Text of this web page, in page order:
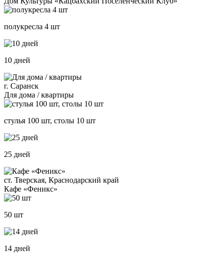
полукресла 4 шт
10 дней
г. Саранск
Для дома / квартиры
стулья 100 шт, столы 10 шт
25 дней
ст. Тверская, Краснодарский край
Кафе «Феникс»
50 шт
14 дней